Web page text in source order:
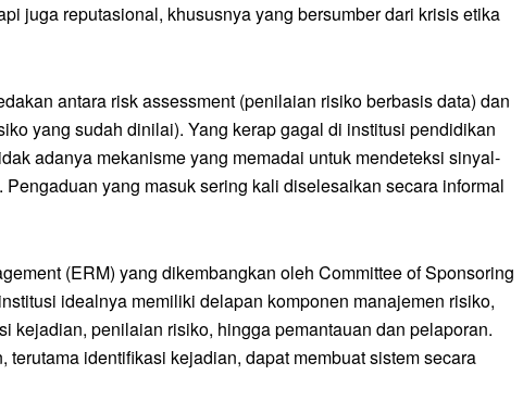
juga reputasional, khususnya yang bersumber dari krisis etika
antara risk assessment (penilaian risiko berbasis data) dan
yang sudah dinilai). Yang kerap gagal di institusi pendidikan
adanya mekanisme yang memadai untuk mendeteksi sinyal-
yang masuk sering kali diselesaikan secara informal
(ERM) yang dikembangkan oleh Committee of Sponsoring
idealnya memiliki delapan komponen manajemen risiko,
kejadian, penilaian risiko, hingga pemantauan dan pelaporan.
identifikasi kejadian, dapat membuat sistem secara